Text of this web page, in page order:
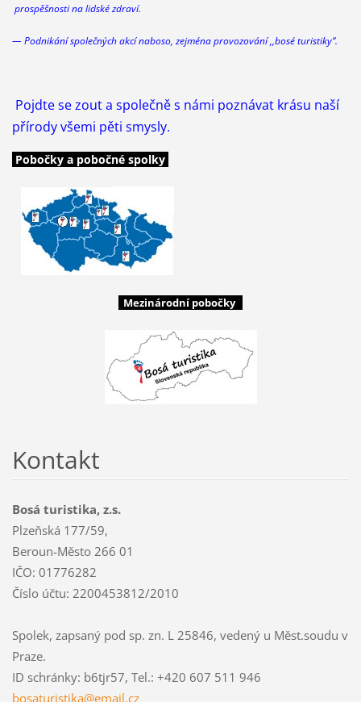
prospěšnosti na lidské zdraví.
— Podnikání společných akcínaboso, zejména provozování ,,bosé turistiky“.
Pojdte se zout a společně s námi poznávat krásu naší
přírody všemi pěti smysly.
Pobočky a pobočné spolky
Mezinárodní pobočky
Kontakt
Bosá turistika, z.s.
Plzeňská 177/59,
Beroun-Město 266 01
IČO: 01776282
Číslo účtu: 2200453812/2010
Spolek, zapsaný pod sp. zn. L 25846, vedený u Měst.soudu v
Praze.
ID schránky: b6tjr57, Tel.: +420 607 511 946
bosaturistika@email.cz